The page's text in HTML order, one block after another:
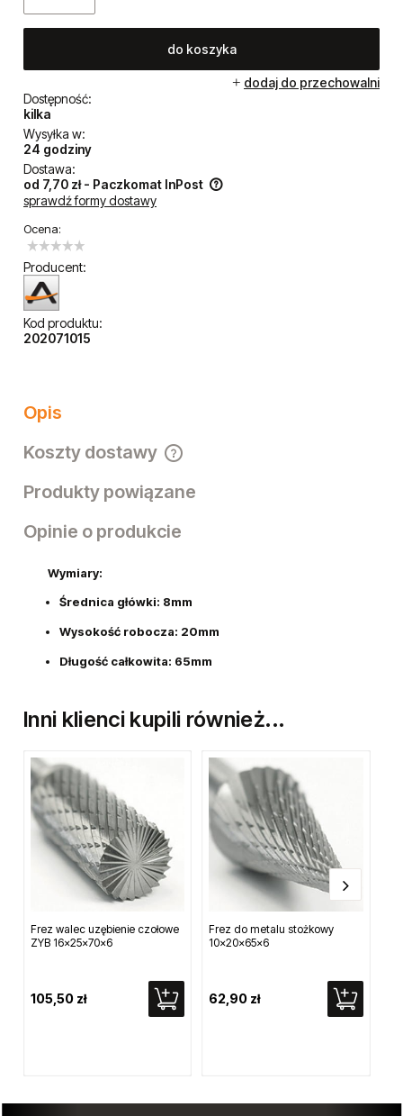
do koszyka
dodaj do przechowalni
Dostępność:
kilka
Wysyłka w:
24 godziny
Dostawa:
od 7,70 zł - Paczkomat InPost
Cena nie zawiera ewentualnych kosztów płatności
sprawdź formy dostawy
Ocena:
Producent:
Kod produktu:
202071015
Opis
Koszty dostawy
Cena nie zawiera ewentualnych kosztów płatności
Produkty powiązane
Opinie o produkcie
Wymiary:
Średnica główki: 8mm
Wysokość robocza: 20mm
Długość całkowita: 65mm
Inni klienci kupili również...
Frez walec uzębienie czołowe
ZYB 16x25x70x6
105,50 zł
Frez do metalu stożkowy
10x20x65x6
62,90 zł